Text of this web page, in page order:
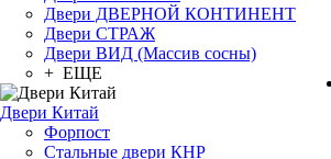
Двери ДВЕРНОЙ КОНТИНЕНТ
Двери СТРАЖ
Двери ВИД (Массив сосны)
+ ЕЩЕ
Двери Китай
Форпост
Стальные двери КНР